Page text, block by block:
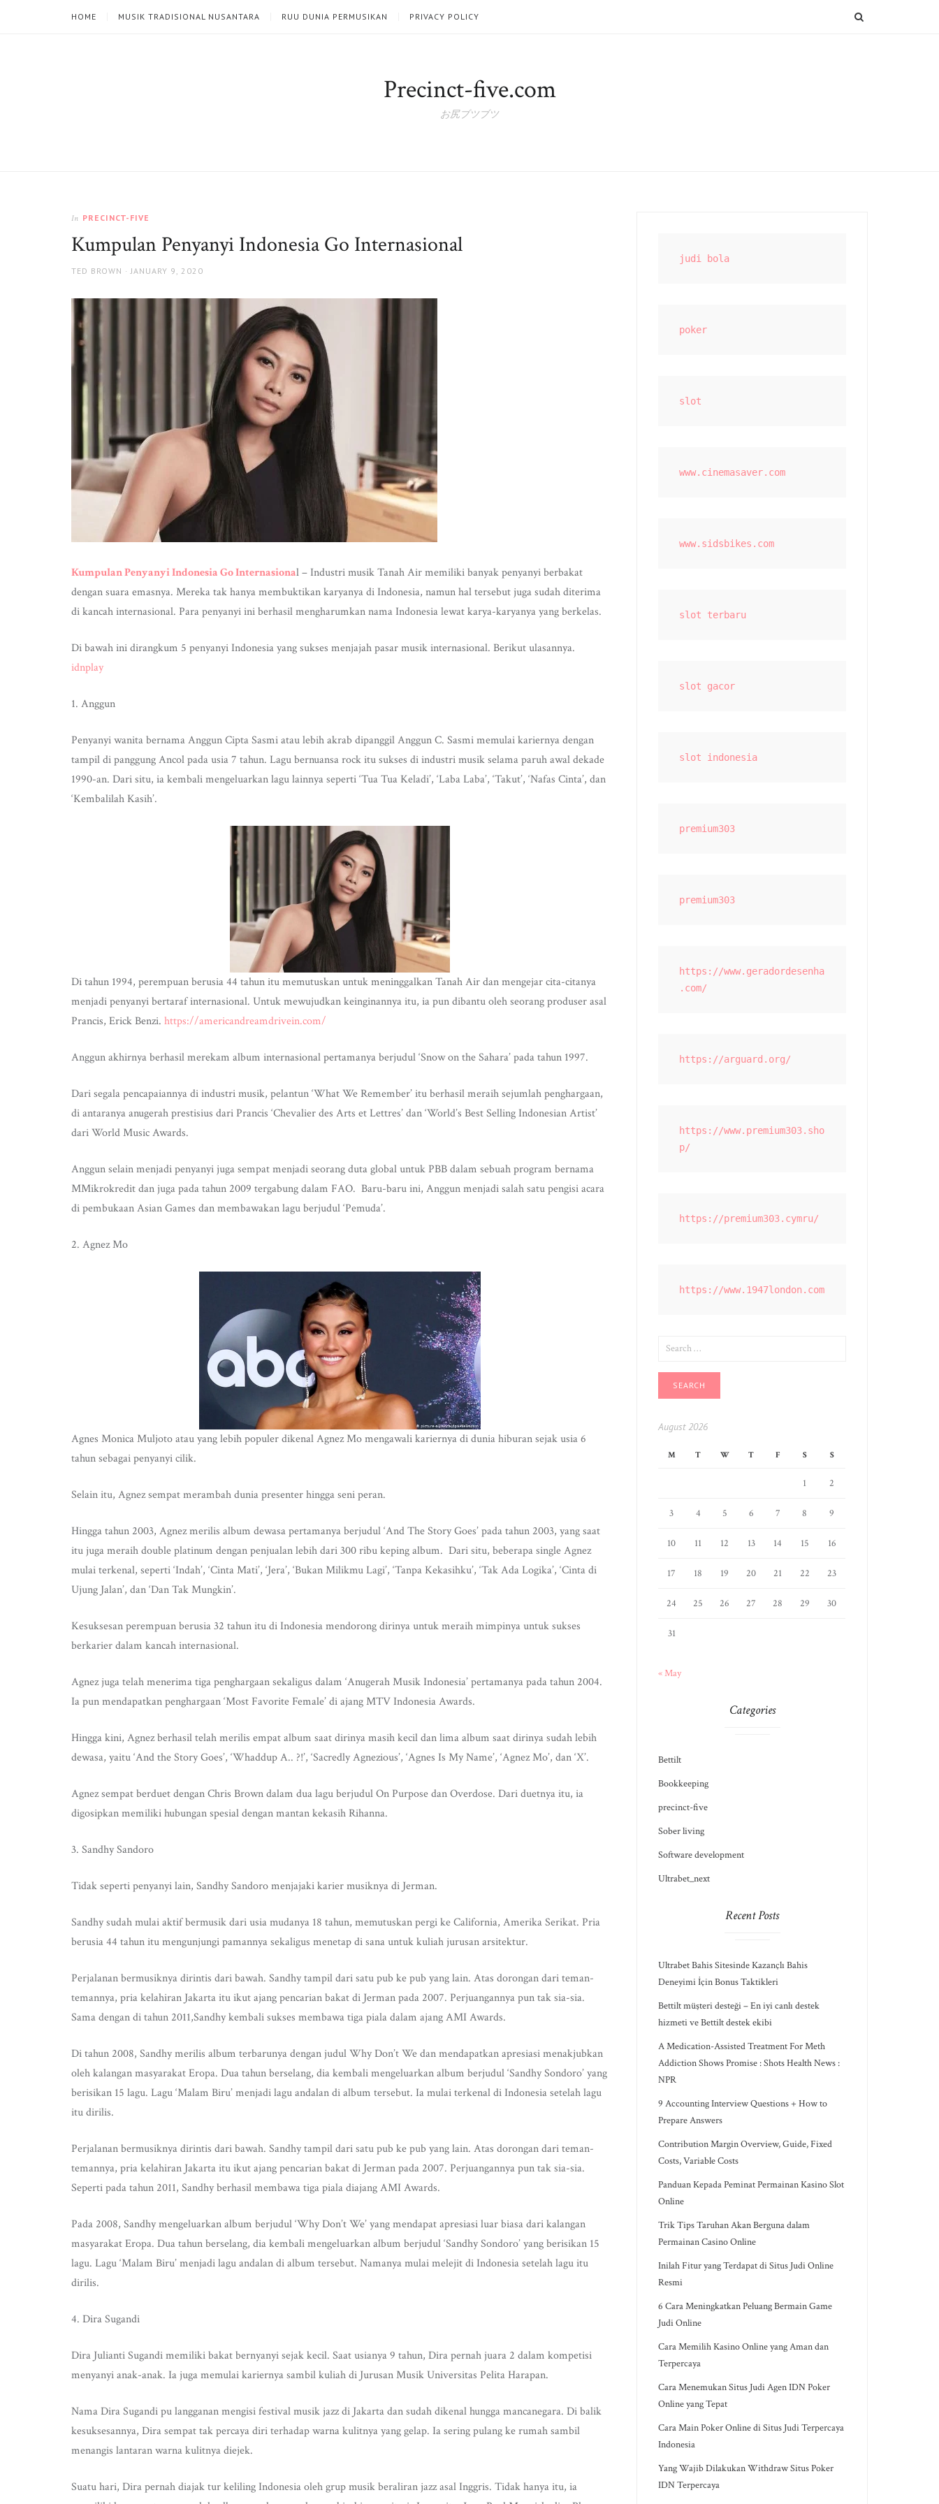
HOME MUSIK TRADISIONAL NUSANTARA RUU DUNIA PERMUSIKAN PRIVACY POLICY
Precinct-five.com
お尻ブツブツ
In PRECINCT-FIVE
Kumpulan Penyanyi Indonesia Go Internasional
AUTHOR
TED BROWN
POSTED
JANUARY 9, 2020
Kumpulan Penyanyi Indonesia Go Internasional – Industri musik Tanah Air memiliki banyak penyanyi berbakat
dengan suara emasnya. Mereka tak hanya membuktikan karyanya di Indonesia, namun hal tersebut juga sudah diterima
di kancah internasional. Para penyanyi ini berhasil mengharumkan nama Indonesia lewat karya-karyanya yang berkelas.
Di bawah ini dirangkum 5 penyanyi Indonesia yang sukses menjajah pasar musik internasional. Berikut ulasannya.
idnplay
1. Anggun
Penyanyi wanita bernama Anggun Cipta Sasmi atau lebih akrab dipanggil Anggun C. Sasmi memulai kariernya dengan
tampil di panggung Ancol pada usia 7 tahun. Lagu bernuansa rock itu sukses di industri musik selama paruh awal dekade
1990-an. Dari situ, ia kembali mengeluarkan lagu lainnya seperti ‘Tua Tua Keladi’, ‘Laba Laba’, ‘Takut’, ‘Nafas Cinta’, dan
‘Kembalilah Kasih’.
Di tahun 1994, perempuan berusia 44 tahun itu memutuskan untuk meninggalkan Tanah Air dan mengejar cita-citanya
menjadi penyanyi bertaraf internasional. Untuk mewujudkan keinginannya itu, ia pun dibantu oleh seorang produser asal
Prancis, Erick Benzi. https://americandreamdrivein.com/
Anggun akhirnya berhasil merekam album internasional pertamanya berjudul ‘Snow on the Sahara’ pada tahun 1997.
Dari segala pencapaiannya di industri musik, pelantun ‘What We Remember’ itu berhasil meraih sejumlah penghargaan,
di antaranya anugerah prestisius dari Prancis ‘Chevalier des Arts et Lettres’ dan ‘World’s Best Selling Indonesian Artist’
dari World Music Awards.
Anggun selain menjadi penyanyi juga sempat menjadi seorang duta global untuk PBB dalam sebuah program bernama
MMikrokredit dan juga pada tahun 2009 tergabung dalam FAO. Baru-baru ini, Anggun menjadi salah satu pengisi acara
di pembukaan Asian Games dan membawakan lagu berjudul ‘Pemuda’.
2. Agnez Mo
Agnes Monica Muljoto atau yang lebih populer dikenal Agnez Mo mengawali kariernya di dunia hiburan sejak usia 6
tahun sebagai penyanyi cilik.
Selain itu, Agnez sempat merambah dunia presenter hingga seni peran.
Hingga tahun 2003, Agnez merilis album dewasa pertamanya berjudul ‘And The Story Goes’ pada tahun 2003, yang saat
itu juga meraih double platinum dengan penjualan lebih dari 300 ribu keping album. Dari situ, beberapa single Agnez
mulai terkenal, seperti ‘Indah’, ‘Cinta Mati’, ‘Jera’, ‘Bukan Milikmu Lagi’, ‘Tanpa Kekasihku’, ‘Tak Ada Logika’, ‘Cinta di
Ujung Jalan’, dan ‘Dan Tak Mungkin’.
Kesuksesan perempuan berusia 32 tahun itu di Indonesia mendorong dirinya untuk meraih mimpinya untuk sukses
berkarier dalam kancah internasional.
Agnez juga telah menerima tiga penghargaan sekaligus dalam ‘Anugerah Musik Indonesia’ pertamanya pada tahun 2004.
Ia pun mendapatkan penghargaan ‘Most Favorite Female’ di ajang MTV Indonesia Awards.
Hingga kini, Agnez berhasil telah merilis empat album saat dirinya masih kecil dan lima album saat dirinya sudah lebih
dewasa, yaitu ‘And the Story Goes’, ‘Whaddup A.. ?!’, ‘Sacredly Agnezious’, ‘Agnes Is My Name’, ‘Agnez Mo’, dan ‘X’.
Agnez sempat berduet dengan Chris Brown dalam dua lagu berjudul On Purpose dan Overdose. Dari duetnya itu, ia
digosipkan memiliki hubungan spesial dengan mantan kekasih Rihanna.
3. Sandhy Sandoro
Tidak seperti penyanyi lain, Sandhy Sandoro menjajaki karier musiknya di Jerman.
Sandhy sudah mulai aktif bermusik dari usia mudanya 18 tahun, memutuskan pergi ke California, Amerika Serikat. Pria
berusia 44 tahun itu mengunjungi pamannya sekaligus menetap di sana untuk kuliah jurusan arsitektur.
Perjalanan bermusiknya dirintis dari bawah. Sandhy tampil dari satu pub ke pub yang lain. Atas dorongan dari teman-
temannya, pria kelahiran Jakarta itu ikut ajang pencarian bakat di Jerman pada 2007. Perjuangannya pun tak sia-sia.
Sama dengan di tahun 2011,Sandhy kembali sukses membawa tiga piala dalam ajang AMI Awards.
Di tahun 2008, Sandhy merilis album terbarunya dengan judul Why Don’t We dan mendapatkan apresiasi menakjubkan
oleh kalangan masyarakat Eropa. Dua tahun berselang, dia kembali mengeluarkan album berjudul ‘Sandhy Sondoro’ yang
berisikan 15 lagu. Lagu ‘Malam Biru’ menjadi lagu andalan di album tersebut. Ia mulai terkenal di Indonesia setelah lagu
itu dirilis.
Perjalanan bermusiknya dirintis dari bawah. Sandhy tampil dari satu pub ke pub yang lain. Atas dorongan dari teman-
temannya, pria kelahiran Jakarta itu ikut ajang pencarian bakat di Jerman pada 2007. Perjuangannya pun tak sia-sia.
Seperti pada tahun 2011, Sandhy berhasil membawa tiga piala diajang AMI Awards.
Pada 2008, Sandhy mengeluarkan album berjudul ‘Why Don’t We’ yang mendapat apresiasi luar biasa dari kalangan
masyarakat Eropa. Dua tahun berselang, dia kembali mengeluarkan album berjudul ‘Sandhy Sondoro’ yang berisikan 15
lagu. Lagu ‘Malam Biru’ menjadi lagu andalan di album tersebut. Namanya mulai melejit di Indonesia setelah lagu itu
dirilis.
4. Dira Sugandi
Dira Julianti Sugandi memiliki bakat bernyanyi sejak kecil. Saat usianya 9 tahun, Dira pernah juara 2 dalam kompetisi
menyanyi anak-anak. Ia juga memulai kariernya sambil kuliah di Jurusan Musik Universitas Pelita Harapan.
Nama Dira Sugandi pu langganan mengisi festival musik jazz di Jakarta dan sudah dikenal hungga mancanegara. Di balik
kesuksesannya, Dira sempat tak percaya diri terhadap warna kulitnya yang gelap. Ia sering pulang ke rumah sambil
menangis lantaran warna kulitnya diejek.
Suatu hari, Dira pernah diajak tur keliling Indonesia oleh grup musik beraliran jazz asal Inggris. Tidak hanya itu, ia
judi bola
poker
slot
www.cinemasaver.com
www.sidsbikes.com
slot terbaru
slot gacor
slot indonesia
premium303
premium303
https://www.geradordesenha
.com/
https://arguard.org/
https://www.premium303.sho
p/
https://premium303.cymru/
https://www.1947london.com
FOR:
August 2026
M T W T F S S
1 2
3 4 5 6 7 8 9
10 11 12 13 14 15 16
17 18 19 20 21 22 23
24 25 26 27 28 29 30
31
« May
Categories
Bettilt
Bookkeeping
precinct-five
Sober living
Software development
Ultrabet_next
Recent Posts
Ultrabet Bahis Sitesinde Kazançlı Bahis
Deneyimi İçin Bonus Taktikleri
Bettilt müşteri desteği – En iyi canlı destek
hizmeti ve Bettilt destek ekibi
A Medication-Assisted Treatment For Meth
Addiction Shows Promise : Shots Health News :
NPR
9 Accounting Interview Questions + How to
Prepare Answers
Contribution Margin Overview, Guide, Fixed
Costs, Variable Costs
Panduan Kepada Peminat Permainan Kasino Slot
Online
Trik Tips Taruhan Akan Berguna dalam
Permainan Casino Online
Inilah Fitur yang Terdapat di Situs Judi Online
Resmi
6 Cara Meningkatkan Peluang Bermain Game
Judi Online
Cara Memilih Kasino Online yang Aman dan
Terpercaya
Cara Menemukan Situs Judi Agen IDN Poker
Online yang Tepat
Cara Main Poker Online di Situs Judi Terpercaya
Indonesia
Yang Wajib Dilakukan Withdraw Situs Poker
IDN Terpercaya